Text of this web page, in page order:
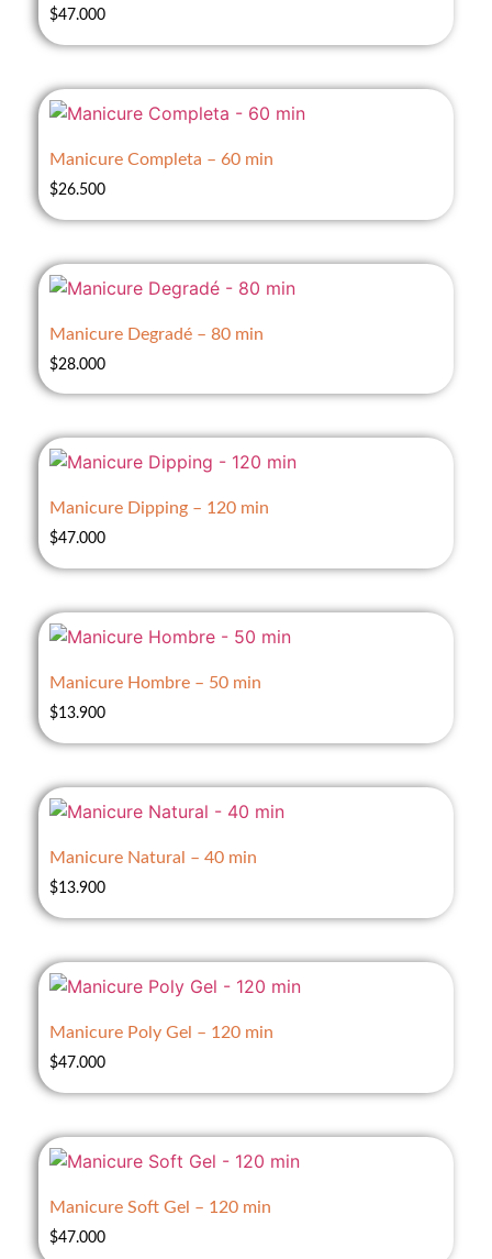
$47.000
Manicure Completa – 60 min
$26.500
Manicure Degradé – 80 min
$28.000
Manicure Dipping – 120 min
$47.000
Manicure Hombre – 50 min
$13.900
Manicure Natural – 40 min
$13.900
Manicure Poly Gel – 120 min
$47.000
Manicure Soft Gel – 120 min
$47.000